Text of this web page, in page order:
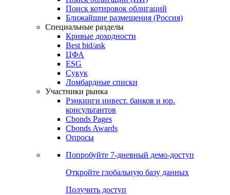
Облигации
Поиски
Поиск облигаций & Карты рынка
Поиск облигаций (ИИ)
Поиск котировок облигаций
Ближайшие размещения (Россия)
Специальные разделы
Кривые доходности
Best bid/ask
ЦФА
ESG
Сукук
Ломбардные списки
Участники рынка
Рэнкинги инвест. банков и юр.
Cbonds Pages
Опросы
Попробуйте7-дневный